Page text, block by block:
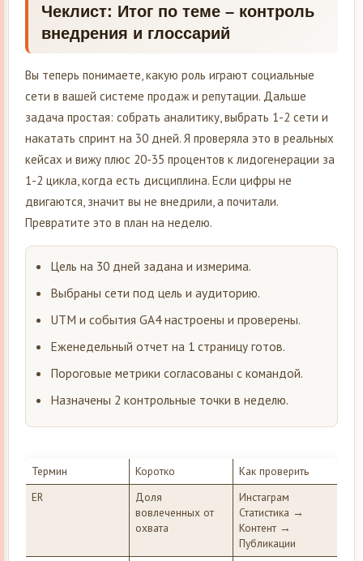
Чеклист: Итог по теме – контроль
внедрения и глоссарий
Вы теперь понимаете, какую роль играют социальные
сети в вашей системе продаж и репутации. Дальше
задача простая: собрать аналитику, выбрать 1-2 сети и
накатать спринт на 30 дней. Я проверяла это в реальных
кейсах и вижу плюс 20-35 процентов к лидогенерации за
1-2 цикла, когда есть дисциплина. Если цифры не
двигаются, значит вы не внедрили, а почитали.
Превратите это в план на неделю.
Цель на 30 дней задана и измерима.
Выбраны сети под цель и аудиторию.
UTM и события GA4 настроены и проверены.
Еженедельный отчет на 1 страницу готов.
Пороговые метрики согласованы с командой.
Назначены 2 контрольные точки в неделю.
Термин Коротко
Как проверить
ER
Доля
вовлеченных от
охвата
Инстаграм
Статистика →
Контент →
Публикации